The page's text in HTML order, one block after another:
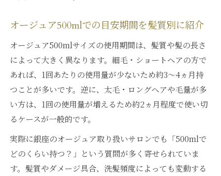
オージュア500mlでの目安期間を髪質別に紹介
オージュア500mlサイズの使用期間は、髪質や髪の長さ
によって大きく異なります。細毛・ショートヘアの方で
あれば、1回あたりの使用量が少ないため約3〜4ヵ月持
つことが多いです。逆に、太毛・ロングヘアや毛量が多
い方は、1回の使用量が増えるため約2ヵ月程度で使い切
るケースが一般的です。
実際に銀座のオージュア取り扱いサロンでも「500mlで
どのくらい持つ？」という質問が多く寄せられていま
す。髪質やダメージ具合、洗髪頻度によっても変動する